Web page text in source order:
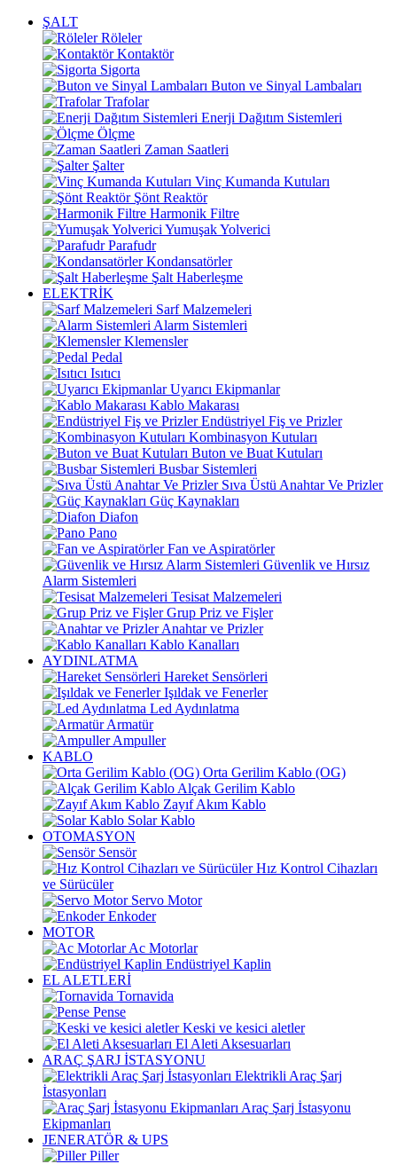
ŞALT
Röleler
Kontaktör
Sigorta
Buton ve Sinyal Lambaları
Trafolar
Enerji Dağıtım Sistemleri
Ölçme
Zaman Saatleri
Şalter
Vinç Kumanda Kutuları
Şönt Reaktör
Harmonik Filtre
Yumuşak Yolverici
Parafudr
Kondansatörler
Şalt Haberleşme
ELEKTRİK
Sarf Malzemeleri
Alarm Sistemleri
Klemensler
Pedal
Isıtıcı
Uyarıcı Ekipmanlar
Kablo Makarası
Endüstriyel Fiş ve Prizler
Kombinasyon Kutuları
Buton ve Buat Kutuları
Busbar Sistemleri
Sıva Üstü Anahtar Ve Prizler
Güç Kaynakları
Diafon
Pano
Fan ve Aspiratörler
Güvenlik ve Hırsız
Alarm Sistemleri
Tesisat Malzemeleri
Grup Priz ve Fişler
Anahtar ve Prizler
Kablo Kanalları
AYDINLATMA
Hareket Sensörleri
Işıldak ve Fenerler
Led Aydınlatma
Armatür
Ampuller
KABLO
Orta Gerilim Kablo (OG)
Alçak Gerilim Kablo
Zayıf Akım Kablo
Solar Kablo
OTOMASYON
Sensör
Hız Kontrol Cihazları
ve Sürücüler
Servo Motor
Enkoder
MOTOR
Ac Motorlar
Endüstriyel Kaplin
EL ALETLERİ
Tornavida
Pense
Keski ve kesici aletler
El Aleti Aksesuarları
ARAÇ ŞARJ İSTASYONU
Elektrikli Araç Şarj
İstasyonları
Araç Şarj İstasyonu
Ekipmanları
JENERATÖR & UPS
Piller